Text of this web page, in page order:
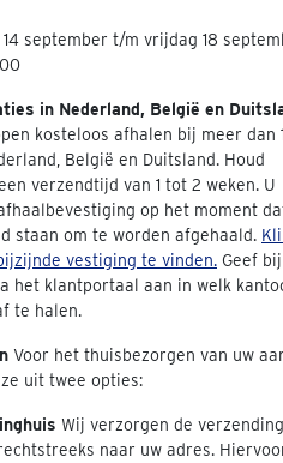
14 september t/m vrijdag 18
in Nederland, België en
kosteloos afhalen bij meer dan
België en Duitsland. Houd
verzendtijd van 1 tot 2 weken. U
op het moment
staan om te worden afgehaald.
vestiging te vinden. Geef
het klantportaal aan in welk
te halen.
Voor het thuisbezorgen van uw
uit twee opties:
Wij verzorgen de
naar uw adres.